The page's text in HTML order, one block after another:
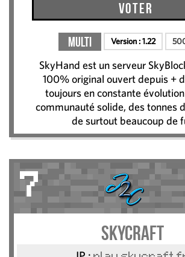
Voter
Multi Version :1.22
SkyHand est un serveur
100% original ouvert depuis +
toujours en constante
communauté solide, des tonnes
de surtout beaucoup de
7
SkyCraft